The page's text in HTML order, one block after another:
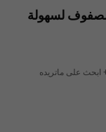
لسهولة
على ماتريده